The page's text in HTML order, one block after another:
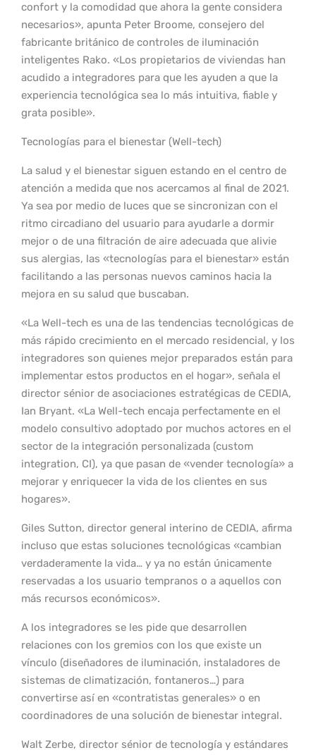
confort y la comodidad que ahora la gente considera
necesarios», apunta Peter Broome, consejero del
fabricante británico de controles de iluminación
inteligentes Rako. «Los propietarios de viviendas han
acudido a integradores para que les ayuden a que la
experiencia tecnológica sea lo más intuitiva, fiable y
grata posible».
Tecnologías para el bienestar (Well-tech)
La salud y el bienestar siguen estando en el centro de
atención a medida que nos acercamos al final de 2021.
Ya sea por medio de luces que se sincronizan con el
ritmo circadiano del usuario para ayudarle a dormir
mejor o de una filtración de aire adecuada que alivie
sus alergias, las «tecnologías para el bienestar» están
facilitando a las personas nuevos caminos hacia la
mejora en su salud que buscaban.
«La Well-tech es una de las tendencias tecnológicas de
más rápido crecimiento en el mercado residencial, y los
integradores son quienes mejor preparados están para
implementar estos productos en el hogar», señala el
director sénior de asociaciones estratégicas de CEDIA,
Ian Bryant. «La Well-tech encaja perfectamente en el
modelo consultivo adoptado por muchos actores en el
sector de la integración personalizada (custom
integration, CI), ya que pasan de «vender tecnología» a
mejorar y enriquecer la vida de los clientes en sus
hogares».
Giles Sutton, director general interino de CEDIA, afirma
incluso que estas soluciones tecnológicas «cambian
verdaderamente la vida… y ya no están únicamente
reservadas a los usuario tempranos o a aquellos con
más recursos económicos».
A los integradores se les pide que desarrollen
relaciones con los gremios con los que existe un
vínculo (diseñadores de iluminación, instaladores de
sistemas de climatización, fontaneros…) para
convertirse así en «contratistas generales» o en
coordinadores de una solución de bienestar integral.
Walt Zerbe, director sénior de tecnología y estándares